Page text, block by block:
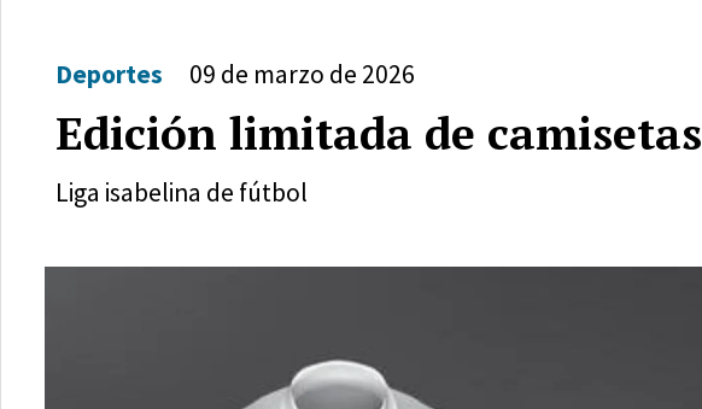
Edición limitada de camisetas
Deportes 09 de marzo de 2026
Liga isabelina de fútbol